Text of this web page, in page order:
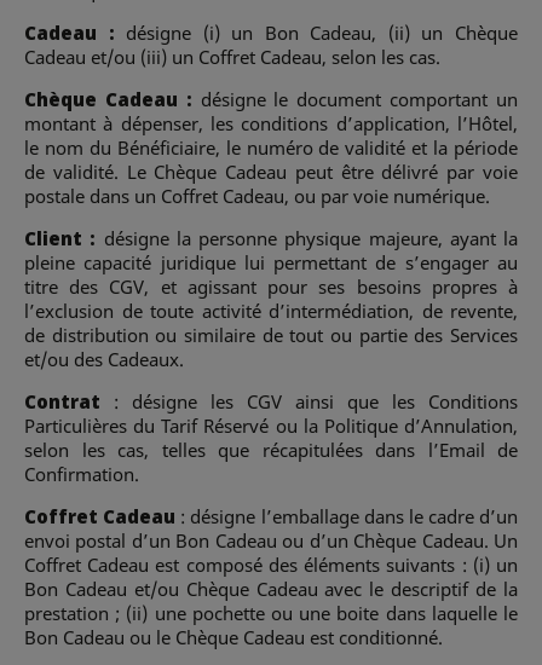
Cadeau : désigne (i) un Bon Cadeau, (ii) un Chèque
Cadeau et/ou (iii) un Coffret Cadeau, selon les cas.
Chèque Cadeau : désigne le document comportant un
montant à dépenser, les conditions d’application, l’Hôtel,
le nom du Bénéficiaire, le numéro de validité et la période
de validité. Le Chèque Cadeau peut être délivré par voie
postale dans un Coffret Cadeau, ou par voie numérique.
Client : désigne la personne physique majeure, ayant la
pleine capacité juridique lui permettant de s’engager au
titre des CGV, et agissant pour ses besoins propres à
l’exclusion de toute activité d’intermédiation, de revente,
de distribution ou similaire de tout ou partie des Services
et/ou des Cadeaux.
Contrat : désigne les CGV ainsi que les Conditions
Particulières du Tarif Réservé ou la Politique d’Annulation,
selon les cas, telles que récapitulées dans l’Email de
Confirmation.
Coffret Cadeau : désigne l’emballage dans le cadre d’un
envoi postal d’un Bon Cadeau ou d’un Chèque Cadeau. Un
Coffret Cadeau est composé des éléments suivants : (i) un
Bon Cadeau et/ou Chèque Cadeau avec le descriptif de la
prestation ; (ii) une pochette ou une boite dans laquelle le
Bon Cadeau ou le Chèque Cadeau est conditionné.